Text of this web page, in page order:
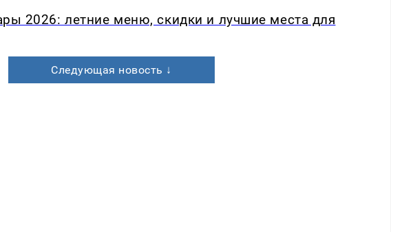
2026: летние меню, скидки и лучшие места для
Следующая новость ↓